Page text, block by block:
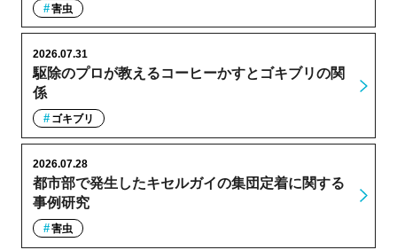
害虫
駆除のプロが教えるコーヒーかすとゴキブリの関
係
2026.07.31
ゴキブリ
都市部で発生したキセルガイの集団定着に関する
事例研究
2026.07.28
害虫